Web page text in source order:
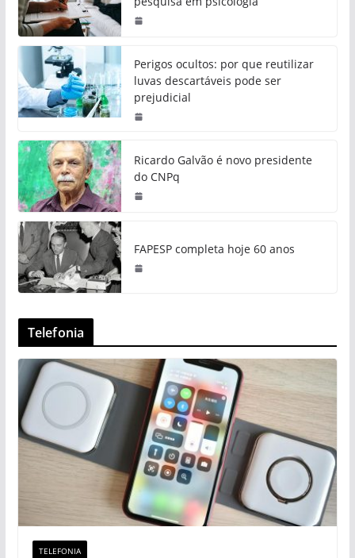
Perigos ocultos: por que reutilizar
luvas descartáveis pode ser
prejudicial
Ricardo Galvão é novo presidente
do CNPq
FAPESP completa hoje 60 anos
Telefonia
TELEFONIA